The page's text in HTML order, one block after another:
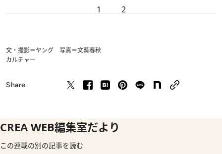
1 2
文・撮影＝ヤング 写真＝文藝春秋
カルチャー
Share
CREA WEB編集室だより
この連載の別の記事を読む